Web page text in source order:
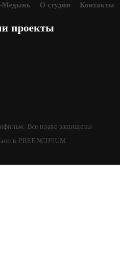
Медынь
О студии Контакты
проекты
Все права защищены
в PREENCIPIUM